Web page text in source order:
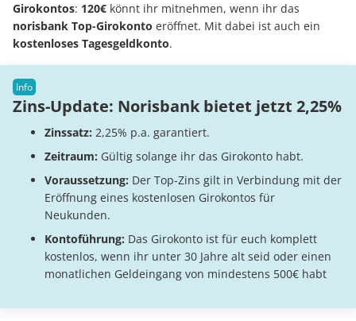
Girokontos: 120€ könnt ihr mitnehmen, wenn ihr das
norisbank Top-Girokonto eröffnet. Mit dabei ist auch ein
kostenloses Tagesgeldkonto.
Zins-Update: Norisbank bietet jetzt 2,25%
Zinssatz: 2,25% p.a. garantiert.
Zeitraum: Gültig solange ihr das Girokonto habt.
Voraussetzung: Der Top-Zins gilt in Verbindung mit der
Eröffnung eines kostenlosen Girokontos für
Neukunden.
Kontoführung: Das Girokonto ist für euch komplett
kostenlos, wenn ihr unter 30 Jahre alt seid oder einen
monatlichen Geldeingang von mindestens 500€ habt